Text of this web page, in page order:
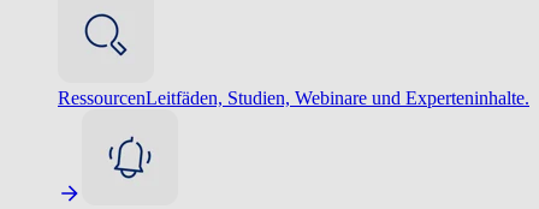
RessourcenLeitfäden, Studien, Webinare und Experteninhalte.